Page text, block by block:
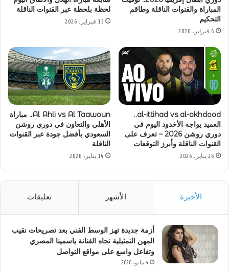
المباراة والقنوات الناقلة وطاقم
التحكيم
6 فبراير، 2026
لحظة بلحظة عبر القنوات الناقلة
13 فبراير، 2026
al-ittihad vs al-okhdood..
العميد يواجه الأخدود اليوم في
دوري روشن 2026 – تعرف على
القنوات الناقلة وأبرز التوقعات
26 يناير، 2026
Al Ahli vs Al Taawoun.. مباراة
الأهلي والتعاون في دوري روشن
السعودي بأفضل جودة عبر القنوات
الناقلة
14 يناير، 2026
الأخيرة الأشهر تعليقات
أزمة جديدة تهز الوسط الفني بعد تصريحات نقيب
المهن التمثيلية تجاه الفنانة ياسمينا المصري
وتفاعل واسع على مواقع التواصل
4 مايو، 2026